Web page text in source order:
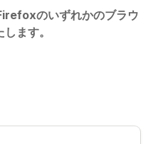
のいずれかのブラウ
ます。